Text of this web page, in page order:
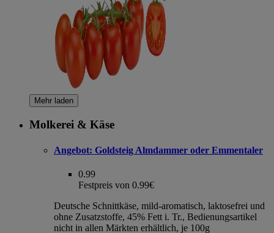
Mehr laden
Molkerei & Käse
Angebot: Goldsteig Almdammer oder Emmentaler
0.99
Festpreis von 0.99€
Deutsche Schnittkäse, mild-aromatisch, laktosefrei und
ohne Zusatzstoffe, 45% Fett i. Tr., Bedienungsartikel
nicht in allen Märkten erhältlich, je 100g